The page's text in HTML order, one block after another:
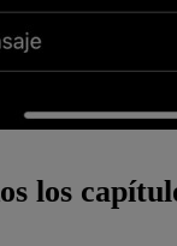
los